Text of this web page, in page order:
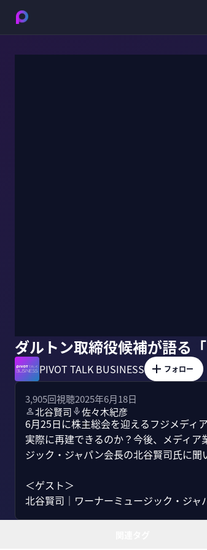
ダルトン取締役候補が語る
PIVOT TALK BUSINESS フォロー
3,905回視聴2025年6月18日
北谷賢司
佐々木紀彦
6月25日に株主総会を迎えるフジメディ
実際に再建できるのか？今後、メディ
ジック・ジャパン会長の北谷賢司氏に聞
＜ゲスト＞
北谷賢司｜ワーナーミュージック・ジャ